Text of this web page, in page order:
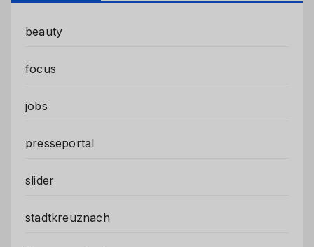
beauty
focus
jobs
presseportal
slider
stadtkreuznach